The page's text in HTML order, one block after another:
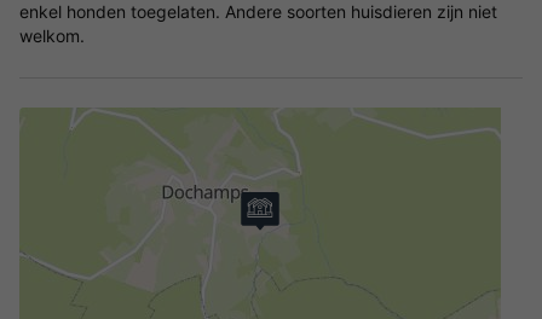
enkel honden toegelaten. Andere soorten huisdieren zijn niet
welkom.